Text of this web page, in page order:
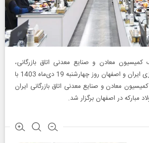
معادن و صنایع معدنی اتاق بازرگانی،
صنایع، معادن و کشاورزی ایران و اصفهان روز چهارشنبه 19 دی‌ماه 1403 با
معادن و صنایع معدنی اتاق بازرگانی ایران
مبارکه در اصفهان برگزار شد.